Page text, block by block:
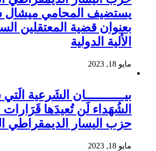
يستضيف المحامي ميشال
بعنوان قضية المعتقلين
الألية الدولية
مايو 18, 2023
بيـــــــــــان الشَرعية
الشُهَداء لَن تُعيدَها
حزب اليسار الديمقراطي
مايو 18, 2023